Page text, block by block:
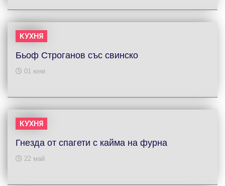
КУХНЯ
Бьоф Строганов със свинско
01 юни
КУХНЯ
Гнезда от спагети с кайма на фурна
22 май